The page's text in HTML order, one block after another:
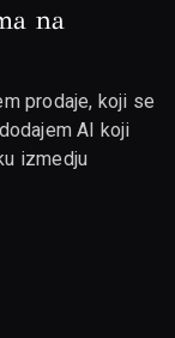
na
prodaje, koji se
AI koji
izmedju